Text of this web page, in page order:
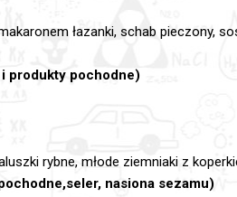
łazanki, schab pieczony,
produkty pochodne)
rybne, młode ziemniaki z
nasiona sezamu)